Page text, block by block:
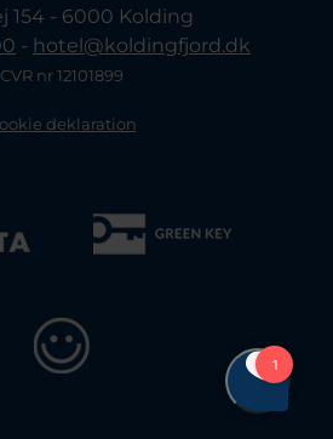
154 - 6000 Kolding
- hotel@koldingfjord.dk
CVR nr 12101899
deklaration